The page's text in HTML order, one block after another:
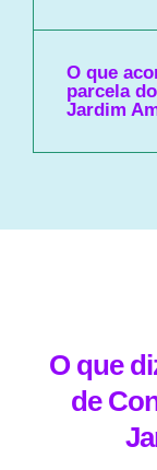
O que
parcela
Jardim
O que
de